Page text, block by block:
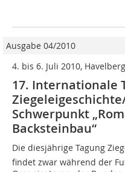
Ausgabe 04/2010
4. bis 6. Juli 2010,
17. Internationale
Schwerpunkt
Backsteinbau“
Die diesjährige Tagung
findet zwar während der